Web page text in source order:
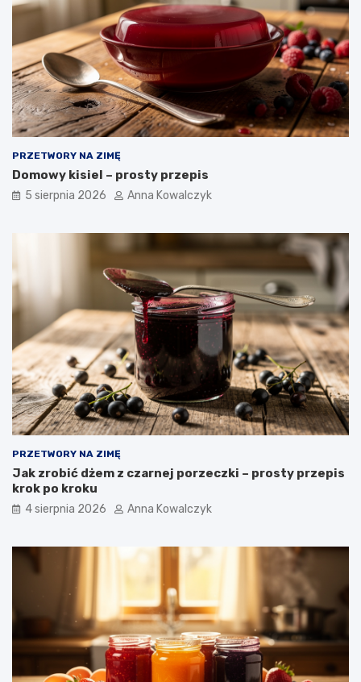
PRZETWORY NA ZIMĘ
Domowy kisiel – prosty przepis
5 sierpnia 2026 Anna Kowalczyk
PRZETWORY NA ZIMĘ
Jak zrobić dżem z czarnej porzeczki – prosty przepis
krok po kroku
4 sierpnia 2026 Anna Kowalczyk